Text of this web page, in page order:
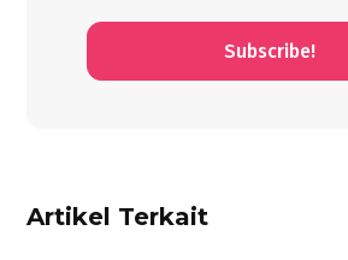
Subscribe!
Artikel Terkait